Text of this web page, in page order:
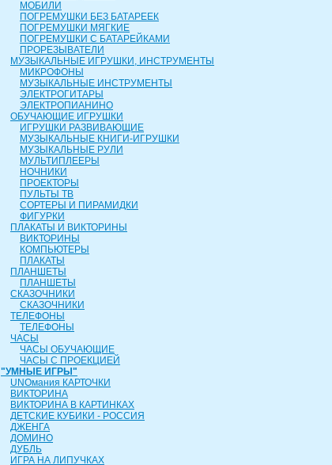
МОБИЛИ
ПОГРЕМУШКИ БЕЗ БАТАРЕЕК
ПОГРЕМУШКИ МЯГКИЕ
ПОГРЕМУШКИ С БАТАРЕЙКАМИ
ПРОРЕЗЫВАТЕЛИ
МУЗЫКАЛЬНЫЕ ИГРУШКИ, ИНСТРУМЕНТЫ
МИКРОФОНЫ
МУЗЫКАЛЬНЫЕ ИНСТРУМЕНТЫ
ЭЛЕКТРОГИТАРЫ
ЭЛЕКТРОПИАНИНО
ОБУЧАЮЩИЕ ИГРУШКИ
ИГРУШКИ РАЗВИВАЮЩИЕ
МУЗЫКАЛЬНЫЕ КНИГИ-ИГРУШКИ
МУЗЫКАЛЬНЫЕ РУЛИ
МУЛЬТИПЛЕЕРЫ
НОЧНИКИ
ПРОЕКТОРЫ
ПУЛЬТЫ ТВ
СОРТЕРЫ И ПИРАМИДКИ
ФИГУРКИ
ПЛАКАТЫ И ВИКТОРИНЫ
ВИКТОРИНЫ
КОМПЬЮТЕРЫ
ПЛАКАТЫ
ПЛАНШЕТЫ
ПЛАНШЕТЫ
СКАЗОЧНИКИ
СКАЗОЧНИКИ
ТЕЛЕФОНЫ
ТЕЛЕФОНЫ
ЧАСЫ
ЧАСЫ ОБУЧАЮЩИЕ
ЧАСЫ С ПРОЕКЦИЕЙ
"УМНЫЕ ИГРЫ"
UNOмания КАРТОЧКИ
ВИКТОРИНА
ВИКТОРИНА В КАРТИНКАХ
ДЕТСКИЕ КУБИКИ - РОССИЯ
ДЖЕНГА
ДОМИНО
ДУБЛЬ
ИГРА НА ЛИПУЧКАХ